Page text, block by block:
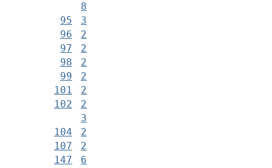
8
95
3
96
2
97
2
98
2
99
2
101
2
102
2
3
104
2
107
2
147
6